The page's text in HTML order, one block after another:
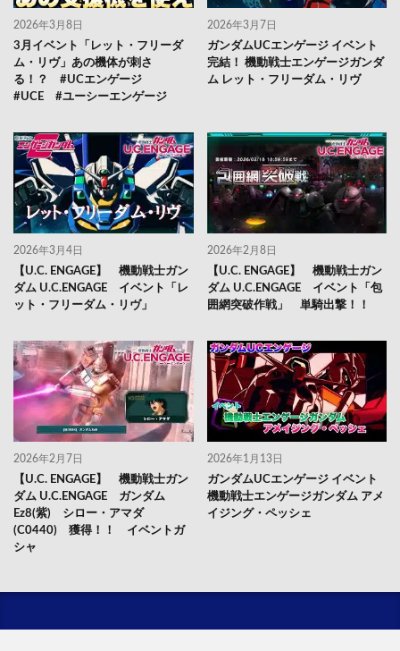
2026年3月8日
3月イベント「レット・フリーダ
ム・リヴ」あの機体が刺さ
る！？ #UCエンゲージ
#UCE #ユーシーエンゲージ
2026年3月7日
ガンダムUCエンゲージ イベント
完結！ 機動戦士エンゲージガンダ
ム レット・フリーダム・リヴ
2026年3月4日
【U.C. ENGAGE】 機動戦士ガン
ダム U.C.ENGAGE イベント「レ
ット・フリーダム・リヴ」
2026年2月8日
【U.C. ENGAGE】 機動戦士ガン
ダム U.C.ENGAGE イベント「包
囲網突破作戦」 単騎出撃！！
2026年2月7日
【U.C. ENGAGE】 機動戦士ガン
ダム U.C.ENGAGE ガンダム
Ez8(紫) シロー・アマダ
(C0440) 獲得！！ イベントガ
シャ
2026年1月13日
ガンダムUCエンゲージ イベント
機動戦士エンゲージガンダム アメ
イジング・ペッシェ